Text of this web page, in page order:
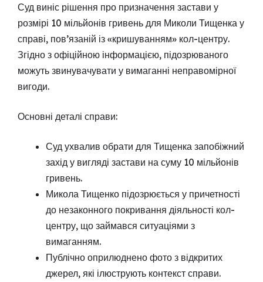
Суд виніс рішення про призначення застави у
розмірі 10 мільйонів гривень для Миколи Тищенка у
справі, пов’язаній із «кришуванням» кол-центру.
Згідно з офіційною інформацією, підозрюваного
можуть звинувачувати у вимаганні неправомірної
вигоди.
Основні деталі справи:
Суд ухвалив обрати для Тищенка запобіжний
захід у вигляді застави на суму 10 мільйонів
гривень.
Микола Тищенко підозрюється у причетності
до незаконного покривання діяльності кол-
центру, що займався ситуаціями з
вимаганням.
Публічно оприлюднено фото з відкритих
джерел, які ілюструють контекст справи.